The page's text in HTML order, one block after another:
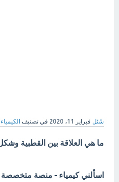
سُئل فبراير 11، 2020 في تصنيف
ما هي العلاقة بين القطبية
اسألني كيمياء - منصة